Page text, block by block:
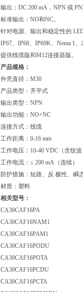
输出：DC 200 mA，NPN 或
标准输出：NO和NC。
针对电源、输出和稳定性的 LED
IP67、IP68、IP69K、Nema 1、
提供线缆版和M12连接器版。
产品规格：
外壳直径：M30
产品类型：齐平式
输出类型：NPN
输出功能：NO+NC
连接方式：线缆
工作距离：0-16 mm
工作电压：10-40 VDC（含纹波
工作电流：≤ 200 mA（连续）
防护措施：短路、反 极性、瞬
材质：塑料
相关型号：
CA30CAF16PA
CA30CAF16NAM1
CA30CAF16PAM1
CA30CAF16PODU
CA30CAF16POTA
CA30CAF16PCDU
CA30CAF16PCTA